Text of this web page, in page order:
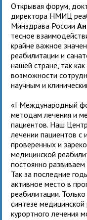
Открывая форум,
директора НМИЦ
Минздрава России
тесное
крайне важное
реабилитации и
нашей стране, так
возможности
научным и
«I Международный
методам лечения и
пациентов. Наш
лечении пациентов с
проверенных и
медицинской
постоянно
Так за последние
активное место в
реабилитации.
синтезе
курортного лечения